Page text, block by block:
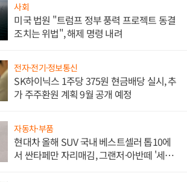
사회
미국 법원 "트럼프 정부 풍력 프로젝트 동결
조치는 위법", 해제 명령 내려
전자·전기·정보통신
SK하이닉스 1주당 375원 현금배당 실시, 추
가 주주환원 계획 9월 공개 예정
자동차·부품
현대차 올해 SUV 국내 베스트셀러 톱10에
서 싼타페만 자리매김, 그랜저·아반떼 '세단